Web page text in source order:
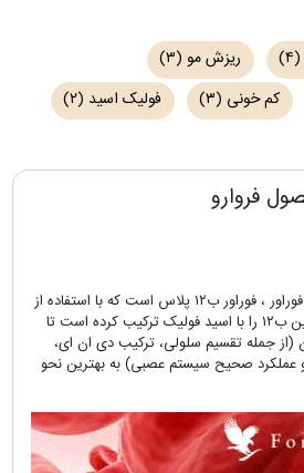
(۴) ریزش مو (۳)
کم خونی (۳) فولیک اسید (۲)
فروارو
یکی از عالی ترین محصولات فوراور ، فوراور ب۱۲ پلاس است که با استفاده از
فرمولی منحصر به فرد، ویتامین ب۱۲ را با اسید فولیک ترکیب کرده است تا
(از جمله تقسیم سلولی، ترکیب دی ان ای،
عملکرد صحیح سیستم عصبی) به بهترین نحو